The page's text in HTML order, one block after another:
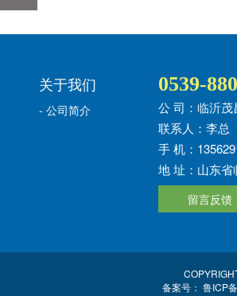
关于我们
- 公司简介
0539-
公 司：临沂茂
联系人：李总
手 机：
地 址：山东
留言反馈
备案号： 鲁ICP